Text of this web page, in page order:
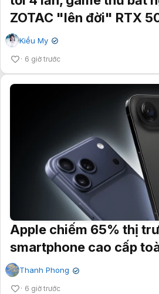
ZOTAC "lên đời" RTX
Kiều My ✔
6 giờ trước
Apple chiếm 65% thị
smartphone cao cấp
Thanh Phong ✔
6 giờ trước